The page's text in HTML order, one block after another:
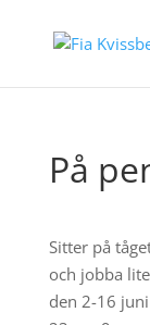
På
Sitter på
och jobba
den 2-16